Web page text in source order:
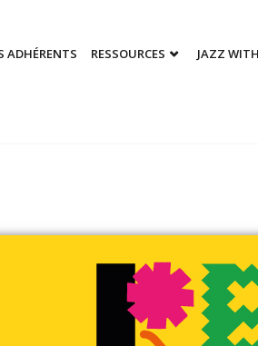
ADHÉRENTS RESSOURCES JAZZ WITH